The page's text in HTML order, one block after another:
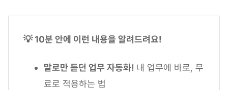
💡 10분 안에 이런 내용을 알려드려요!
말로만 듣던 업무 자동화! 내 업무에 바로, 무
료로 적용하는 법